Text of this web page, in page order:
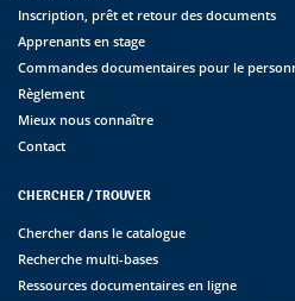
Inscription, prêt et retour des documents
Apprenants en stage
Commandes documentaires pour le
Règlement
Mieux nous connaître
Contact
CHERCHER / TROUVER
Chercher dans le catalogue
Recherche multi-bases
Ressources documentaires en ligne